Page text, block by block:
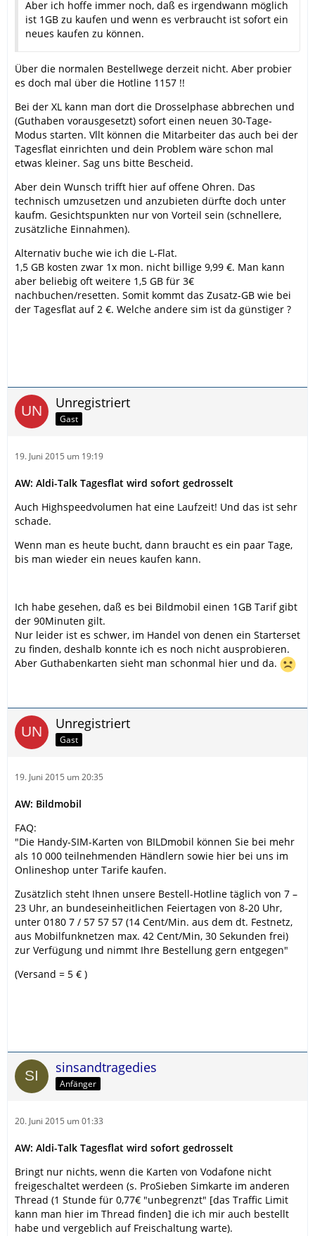
Aber ich hoffe immer noch, daß es irgendwann möglich
ist 1GB zu kaufen und wenn es verbraucht ist sofort ein
neues kaufen zu können.
Über die normalen Bestellwege derzeit nicht. Aber probier
es doch mal über die Hotline 1157 !!
Bei der XL kann man dort die Drosselphase abbrechen und
(Guthaben vorausgesetzt) sofort einen neuen 30-Tage-
Modus starten. Vllt können die Mitarbeiter das auch bei der
Tagesflat einrichten und dein Problem wäre schon mal
etwas kleiner. Sag uns bitte Bescheid.
Aber dein Wunsch trifft hier auf offene Ohren. Das
technisch umzusetzen und anzubieten dürfte doch unter
kaufm. Gesichtspunkten nur von Vorteil sein (schnellere,
zusätzliche Einnahmen).
Alternativ buche wie ich die L-Flat.
1,5 GB kosten zwar 1x mon. nicht billige 9,99 €. Man kann
aber beliebig oft weitere 1,5 GB für 3€
nachbuchen/resetten. Somit kommt das Zusatz-GB wie bei
der Tagesflat auf 2 €. Welche andere sim ist da günstiger ?
Unregistriert
Gast
19. Juni 2015 um 19:19
AW: Aldi-Talk Tagesflat wird sofort gedrosselt
Auch Highspeedvolumen hat eine Laufzeit! Und das ist sehr
schade.
Wenn man es heute bucht, dann braucht es ein paar Tage,
bis man wieder ein neues kaufen kann.
Ich habe gesehen, daß es bei Bildmobil einen 1GB Tarif gibt
der 90Minuten gilt.
Nur leider ist es schwer, im Handel von denen ein Starterset
zu finden, deshalb konnte ich es noch nicht ausprobieren.
Aber Guthabenkarten sieht man schonmal hier und da.
Unregistriert
Gast
19. Juni 2015 um 20:35
AW: Bildmobil
FAQ:
"Die Handy-SIM-Karten von BILDmobil können Sie bei mehr
als 10 000 teilnehmenden Händlern sowie hier bei uns im
Onlineshop unter Tarife kaufen.
Zusätzlich steht Ihnen unsere Bestell-Hotline täglich von 7 –
23 Uhr, an bundeseinheitlichen Feiertagen von 8-20 Uhr,
unter 0180 7 / 57 57 57 (14 Cent/Min. aus dem dt. Festnetz,
aus Mobilfunknetzen max. 42 Cent/Min, 30 Sekunden frei)
zur Verfügung und nimmt Ihre Bestellung gern entgegen"
(Versand = 5 € )
sinsandtragedies
Anfänger
20. Juni 2015 um 01:33
AW: Aldi-Talk Tagesflat wird sofort gedrosselt
Bringt nur nichts, wenn die Karten von Vodafone nicht
freigeschaltet werdeen (s. ProSieben Simkarte im anderen
Thread (1 Stunde für 0,77€ "unbegrenzt" [das Traffic Limit
kann man hier im Thread finden] die ich mir auch bestellt
habe und vergeblich auf Freischaltung warte).